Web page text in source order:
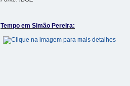
Tempo em Simão Pereira: